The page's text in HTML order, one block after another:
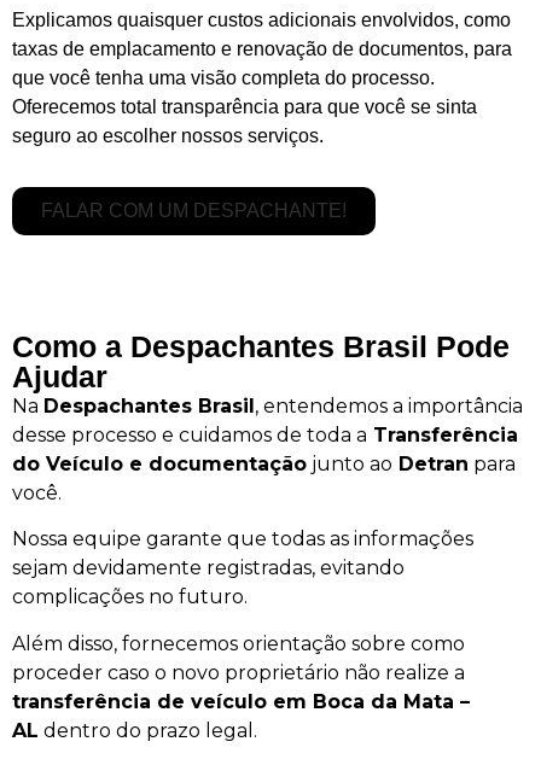
Explicamos quaisquer custos adicionais envolvidos, como
taxas de emplacamento e renovação de documentos, para
que você tenha uma visão completa do processo.
Oferecemos total transparência para que você se sinta
seguro ao escolher nossos serviços.
FALAR COM UM DESPACHANTE!
Como a Despachantes Brasil Pode
Ajudar
Na Despachantes Brasil, entendemos a importância
desse processo e cuidamos de toda a Transferência
do Veículo e documentação junto ao Detran para
você.
Nossa equipe garante que todas as informações
sejam devidamente registradas, evitando
complicações no futuro.
Além disso, fornecemos orientação sobre como
proceder caso o novo proprietário não realize a
transferência de veículo em Boca da Mata –
AL dentro do prazo legal.